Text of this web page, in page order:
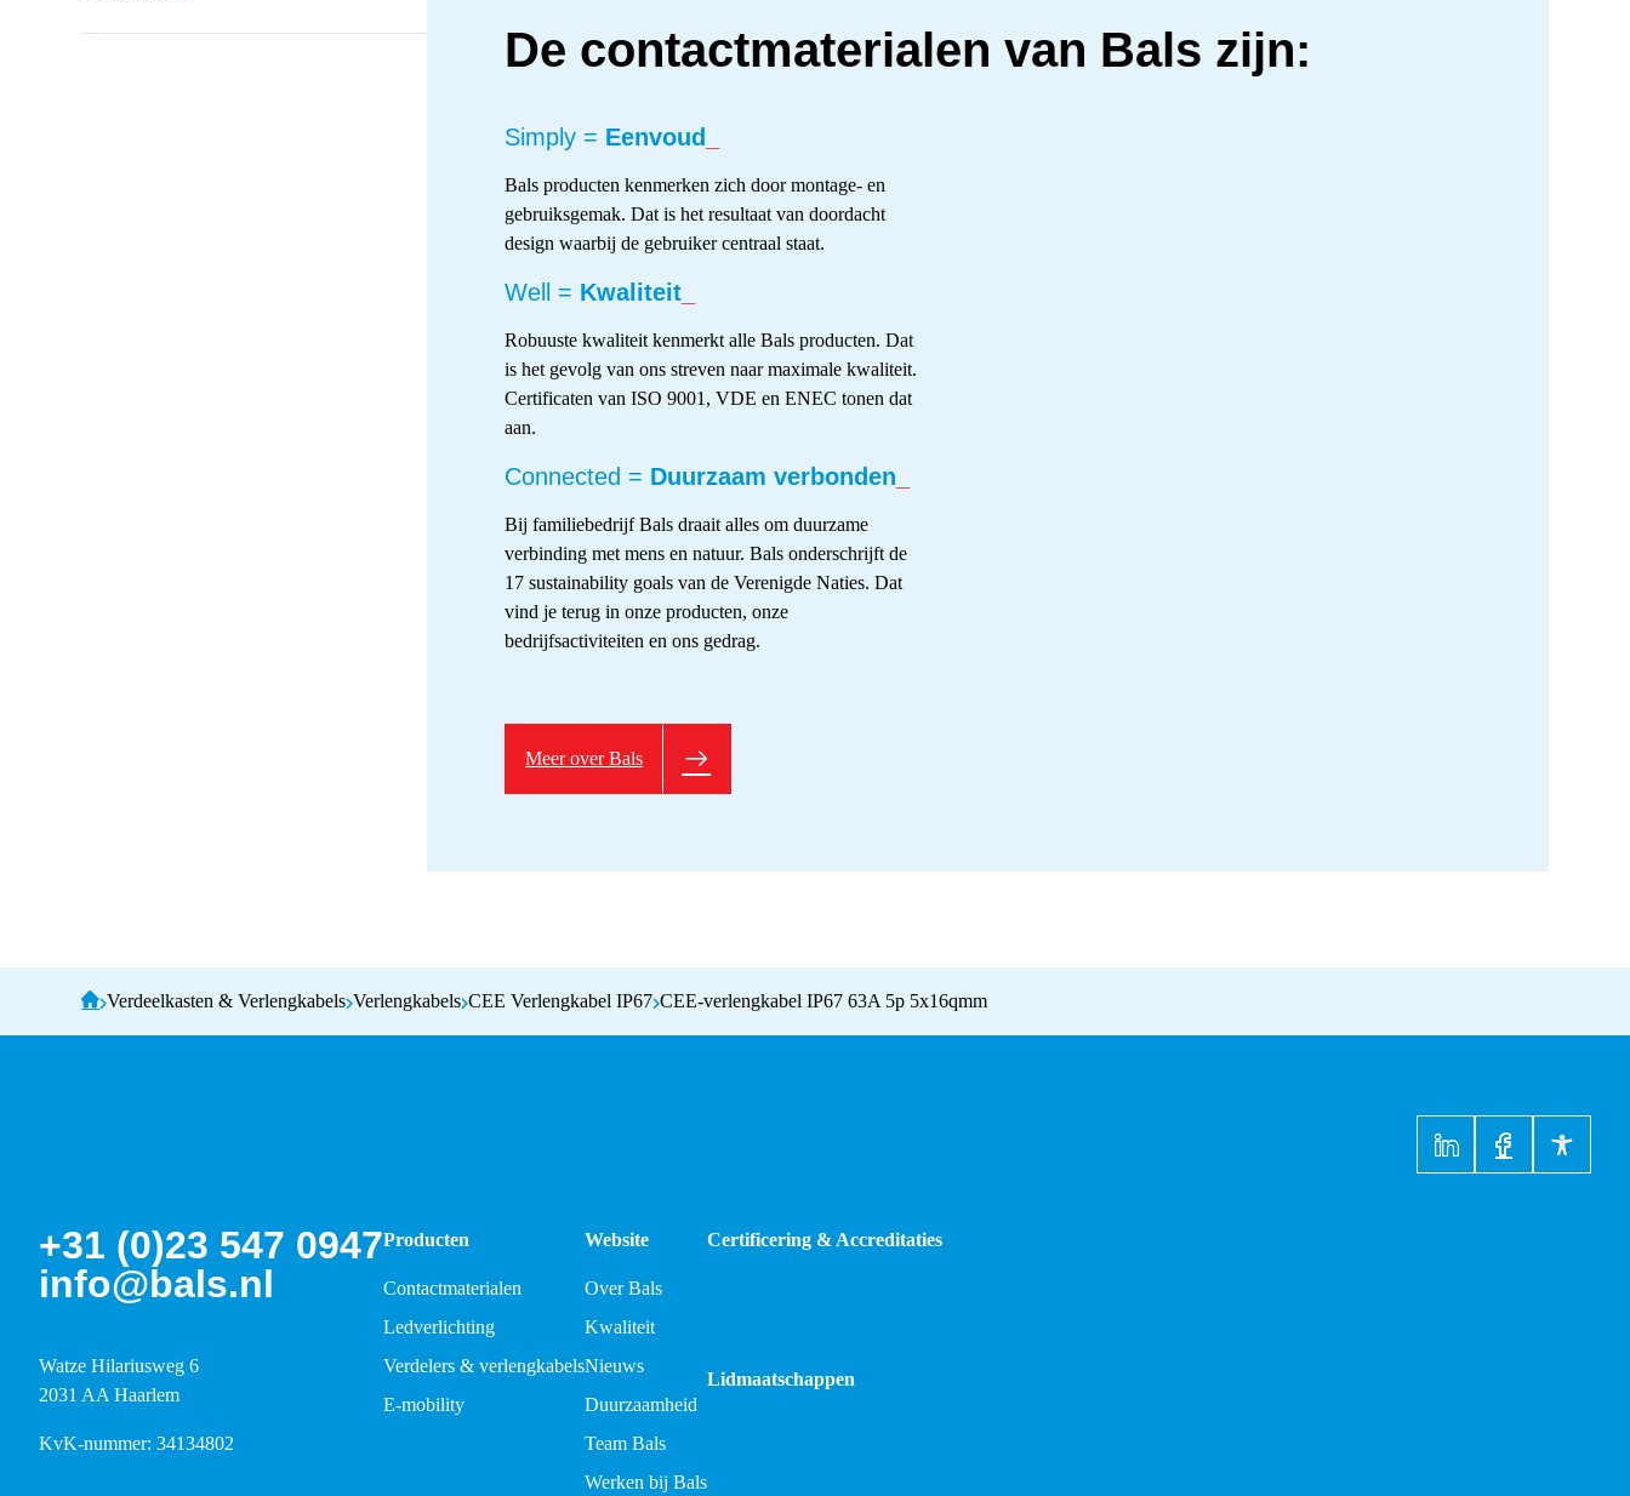
De contactmaterialen van Bals zijn:
Simply = Eenvoud
Bals producten kenmerken zich door montage- en
gebruiksgemak. Dat is het resultaat van doordacht
design waarbij de gebruiker centraal staat.
Well = Kwaliteit
Robuuste kwaliteit kenmerkt alle Bals producten. Dat
is het gevolg van ons streven naar maximale kwaliteit.
Certificaten van ISO 9001, VDE en ENEC tonen dat
aan.
Connected = Duurzaam verbonden
Bij familiebedrijf Bals draait alles om duurzame
verbinding met mens en natuur. Bals onderschrijft de
17 sustainability goals van de Verenigde Naties. Dat
vind je terug in onze producten, onze
bedrijfsactiviteiten en ons gedrag.
Meer over Bals
Verdeelkasten & Verlengkabels Verlengkabels CEE Verlengkabel IP67 CEE-verlengkabel IP67 63A 5p 5x16qmm
+31 (0)23 547 0947
info@bals.nl
Watze Hilariusweg 6
2031 AA Haarlem
KvK-nummer: 34134802
Producten
Contactmaterialen
Ledverlichting
Verdelers & verlengkabels
E-mobility
Website
Over Bals
Kwaliteit
Nieuws
Duurzaamheid
Team Bals
Werken bij Bals
Certificering & Accreditaties
Lidmaatschappen